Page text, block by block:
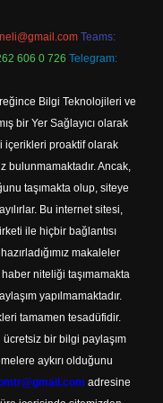
Teams:
606 0 726 Telegram:
Bilgi Teknolojileri ve
bir Yer Sağlayıcı olarak
içerikleri proaktif olarak
bulunmamaktadır. Ancak,
taşımakta olup, siteye
Bu internet sitesi,
ile hiçbir bağlantısı
makaleler
niteliği taşımamakta
yapılmamaktadır.
tamamen tesadüfidir.
bir bilgi paylaşım
aykırı olduğunu
adresine